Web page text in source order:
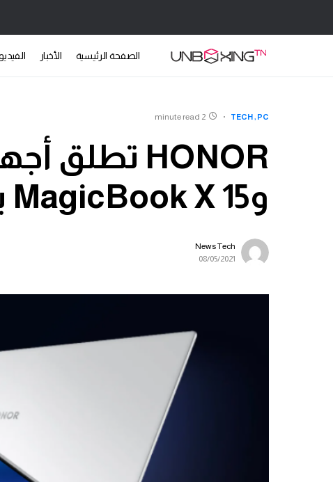
الصفحة الرئيسية الأخبار
PC
TECH
2 minute read
وMagicBook X 15 بسعر منخفض
News Tech
08/05/2021